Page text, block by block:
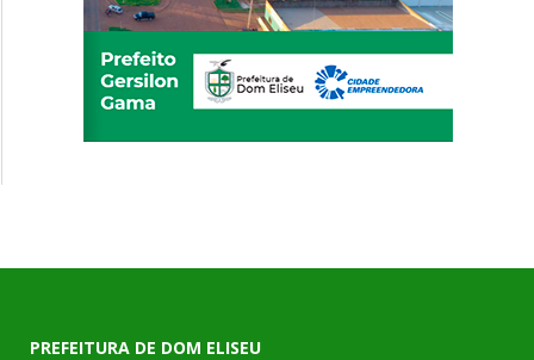
PREFEITURA DE DOM ELISEU